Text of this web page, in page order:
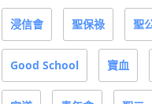
浸信會 聖保祿 聖
Good School 寶血